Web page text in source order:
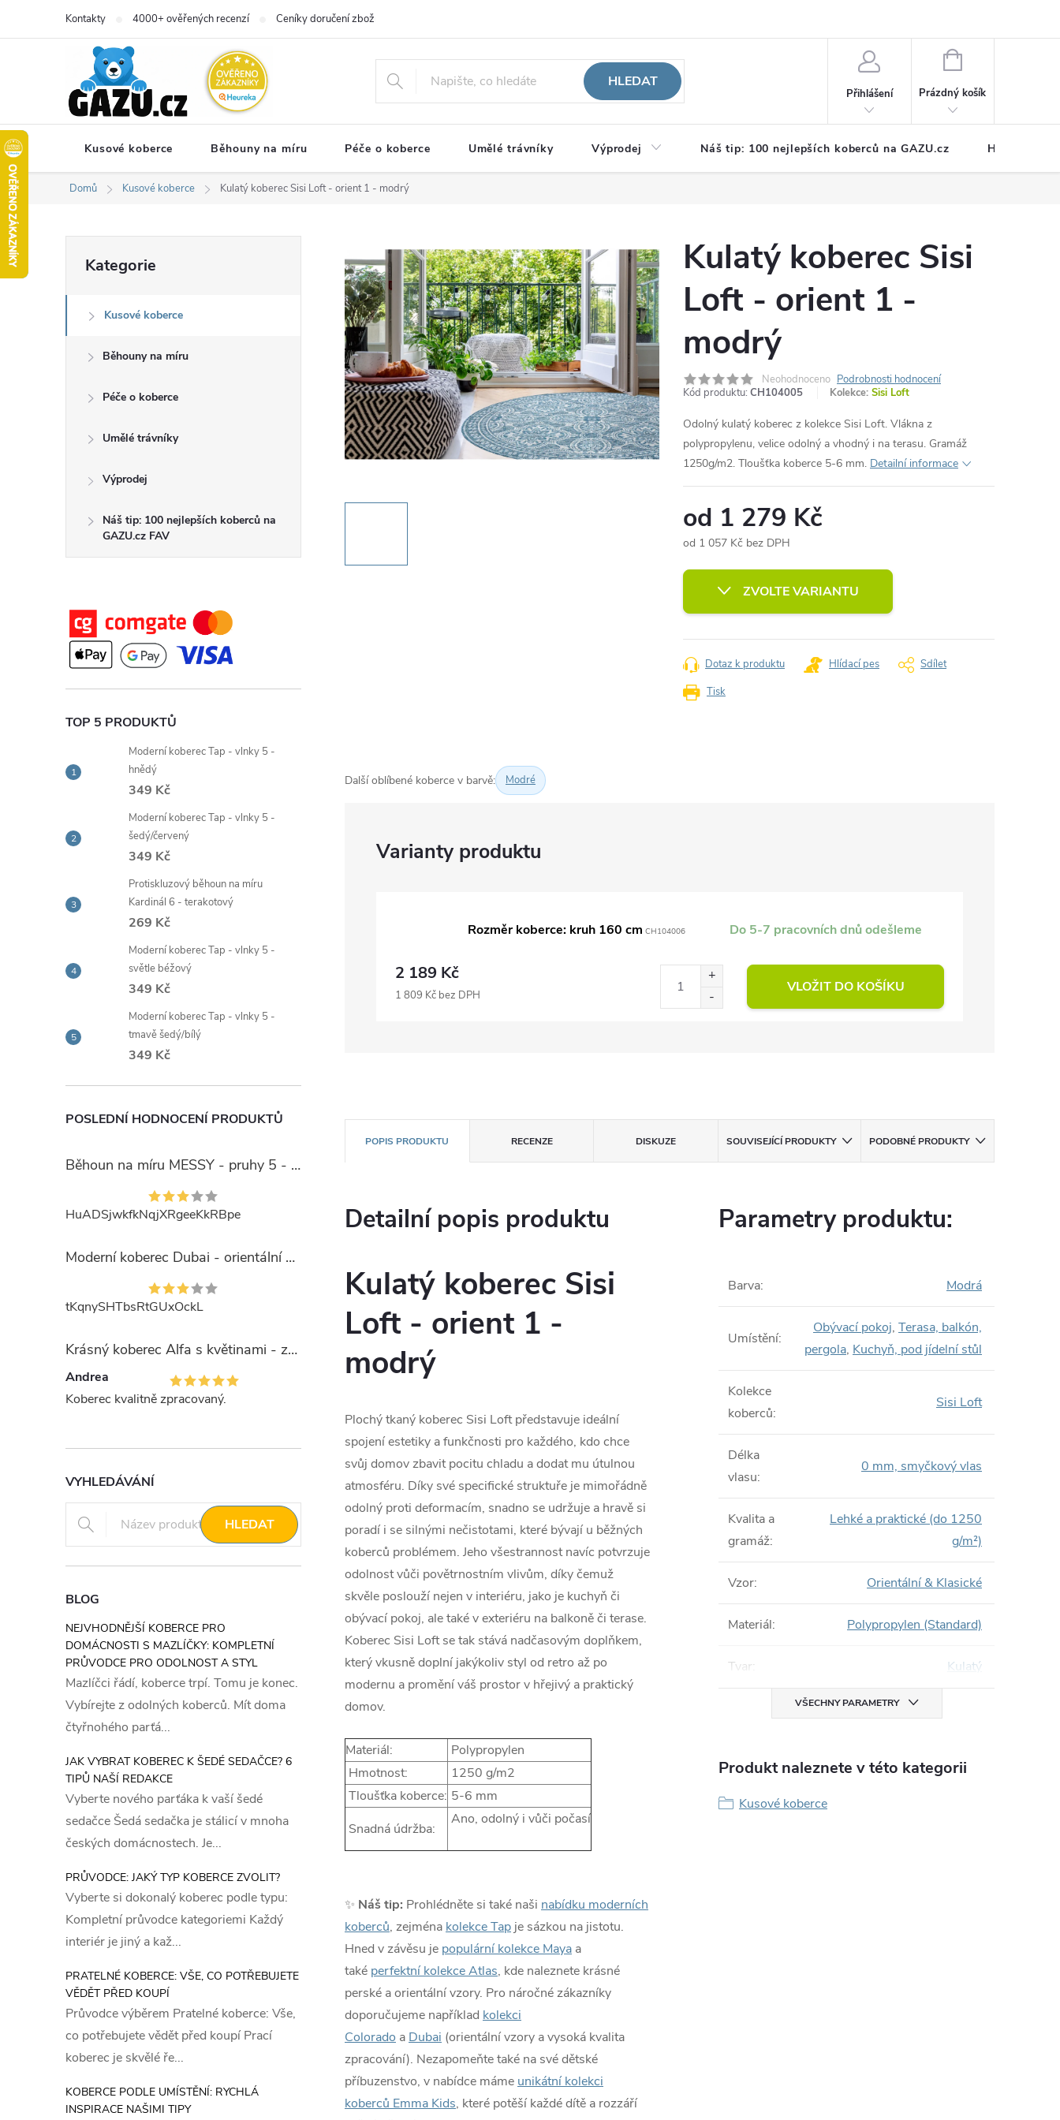
Kontakty 4000+ ověřených recenzí Ceníky doručení zboží
HLEDAT
Přihlášení
NÁKUPNÍ
Prázdný košík
Kusové koberce Běhouny na míru Péče o koberce Umělé trávníky Výprodej Náš tip: 100 nejlepších koberců na GAZU.cz Hodnocení
Domů Kusové koberce Kulatý koberec Sisi Loft - orient 1 - modrý
o
s
í
p
a
n
e
l
kategorie
Kategorie
Kusové koberce
Běhouny na míru
Péče o koberce
Umělé trávníky
Výprodej
Náš tip: 100 nejlepších koberců na
GAZU.cz FAV
TOP 5 PRODUKTŮ
Moderní koberec Tap - vlnky 5 -
hnědý
349 Kč
Moderní koberec Tap - vlnky 5 -
šedý/červený
349 Kč
Protiskluzový běhoun na míru
Kardinál 6 - terakotový
269 Kč
Moderní koberec Tap - vlnky 5 -
světle béžový
349 Kč
Moderní koberec Tap - vlnky 5 -
tmavě šedý/bílý
349 Kč
POSLEDNÍ HODNOCENÍ PRODUKTŮ
Běhoun na míru MESSY - pruhy 5 - béžový
HuADSjwkfkNqjXRgeeKkRBpe
Moderní koberec Dubai - orientální 6 - červený
tKqnySHTbsRtGUxOckL
Krásný koberec Alfa s květinami - zelený
Andrea
Koberec kvalitně zpracovaný.
VYHLEDÁVÁNÍ
HLEDAT
BLOG
NEJVHODNĚJŠÍ KOBERCE PRO
DOMÁCNOSTI S MAZLÍČKY: KOMPLETNÍ
PRŮVODCE PRO ODOLNOST A STYL
Mazlíčci řádí, koberce trpí. Tomu je konec.
Vybírejte z odolných koberců. Mít doma
čtyřnohého parťá...
JAK VYBRAT KOBEREC K ŠEDÉ SEDAČCE? 6
TIPŮ NAŠÍ REDAKCE
Vyberte nového parťáka k vaší šedé
sedačce Šedá sedačka je stálicí v mnoha
českých domácnostech. Je...
PRŮVODCE: JAKÝ TYP KOBERCE ZVOLIT?
Vyberte si dokonalý koberec podle typu:
Kompletní průvodce kategoriemi Každý
interiér je jiný a kaž...
PRATELNÉ KOBERCE: VŠE, CO POTŘEBUJETE
VĚDĚT PŘED KOUPÍ
Průvodce výběrem Pratelné koberce: Vše,
co potřebujete vědět před koupí Prací
koberec je skvělé ře...
KOBERCE PODLE UMÍSTĚNÍ: RYCHLÁ
INSPIRACE NAŠIMI TIPY
Kulatý koberec Sisi
Loft - orient 1 -
modrý
Neohodnoceno Podrobnosti hodnocení
Kód produktu: CH104005 Kolekce: Sisi Loft
Odolný kulatý koberec z kolekce Sisi Loft. Vlákna z
polypropylenu, velice odolný a vhodný i na terasu. Gramáž
1250g/m2. Tloušťka koberce 5-6 mm. Detailní informace
od 1 279 Kč
od 1 057 Kč bez DPH
cena:
ZVOLTE VARIANTU
Tisk
Dotaz k produktu Hlídací pes Sdílet
Další oblíbené koberce v barvě: Modré
Rozměr koberce: kruh 160 cm CH104006 Do 5-7 pracovních dnů odešleme
2 189 Kč
1 809 Kč bez DPH VLOŽIT DO KOŠÍKU
POPIS PRODUKTU RECENZE DISKUZE SOUVISEJÍCÍ PRODUKTY PODOBNÉ PRODUKTY
Detailní popis produktu
Kulatý koberec Sisi
Loft - orient 1 -
modrý
Plochý tkaný koberec Sisi Loft představuje ideální
spojení estetiky a funkčnosti pro každého, kdo chce
svůj domov zbavit pocitu chladu a dodat mu útulnou
atmosféru. Díky své specifické struktuře je mimořádně
odolný proti deformacím, snadno se udržuje a hravě si
poradí i se silnými nečistotami, které bývají u běžných
koberců problémem. Jeho všestrannost navíc potvrzuje
odolnost vůči povětrnostním vlivům, díky čemuž
skvěle poslouží nejen v interiéru, jako je kuchyň či
obývací pokoj, ale také v exteriéru na balkoně či terase.
Koberec Sisi Loft se tak stává nadčasovým doplňkem,
který vkusně doplní jakýkoliv styl od retro až po
modernu a promění váš prostor v hřejivý a praktický
domov.
Materiál:
Polypropylen
Hmotnost:
1250 g/m2
Tloušťka koberce: 5-6 mm
Snadná údržba:
Ano, odolný i vůči počasí
✨ Náš tip: Prohlédněte si také naši nabídku moderních
koberců, zejména kolekce Tap je sázkou na jistotu.
Hned v závěsu je populární kolekce Maya a
také perfektní kolekce Atlas, kde naleznete krásné
perské a orientální vzory. Pro náročné zákazníky
doporučujeme například kolekci
Colorado a Dubai (orientální vzory a vysoká kvalita
zpracování). Nezapomeňte také na své dětské
příbuzenstvo, v nabídce máme unikátní kolekci
koberců Emma Kids, které potěší každé dítě a rozzáří
Parametry produktu:
Barva: Modrá
Umístění:
Obývací pokoj, Terasa, balkón,
pergola, Kuchyň, pod jídelní stůl
Kolekce
koberců:
Sisi Loft
Délka
vlasu:
0 mm, smyčkový vlas
Kvalita a
gramáž:
Lehké a praktické (do 1250
g/m²)
Vzor: Orientální & Klasické
Materiál: Polypropylen (Standard)
Tvar: Kulatý
VŠECHNY PARAMETRY
Produkt naleznete v této kategorii
Kusové koberce